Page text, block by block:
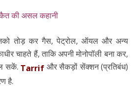
की असल कहानी
तोड़ कर गैस, पेट्रोल, ऑयल और अन्य
चाहते हैं, ताकि अपनी मोनोपॉली बना कर,
सकें. Tarrif और सैकड़ों सेंक्शन (प्रतिबंध)
है.